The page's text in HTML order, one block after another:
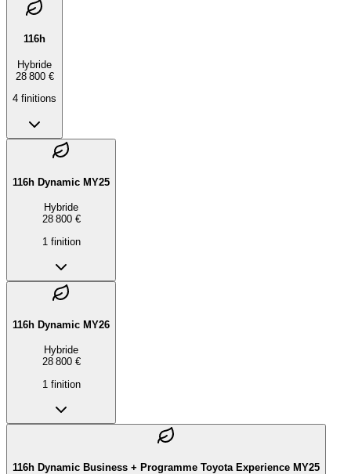
116h
Hybride
28 800 €
4 finitions
116h Dynamic MY25
Hybride
28 800 €
1 finition
116h Dynamic MY26
Hybride
28 800 €
1 finition
116h Dynamic Business + Programme Toyota Experience MY25